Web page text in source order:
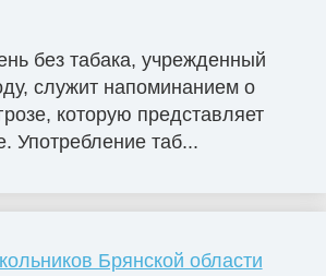
без табака, учрежденный
служит напоминанием о
которую представляет
Употребление таб...
Брянской области